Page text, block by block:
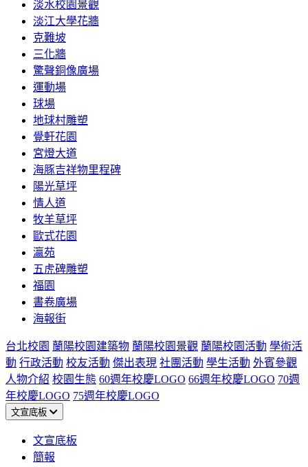
淡水校園景觀
淡江大學花牆
克難坡
三化牆
驚聲銅像廣場
運動場
球場
地球村雕塑
覺軒花園
宮燈大道
海豚吉祥物里程碑
陽光草坪
情人道
牧羊草坪
歐式花園
瀛苑
五虎碑雕塑
福園
書卷廣場
海報街
台北校園 蘭陽校園建築物 蘭陽校園景觀 蘭陽校園活動 學術活
動 行政活動 校友活動 傑出表現 社團活動 學生活動 外賓參觀
人物介紹 校園生態 60週年校慶LOGO 66週年校慶LOGO 70週
年校慶LOGO 75週年校慶LOGO
文宣底板
文宣底板
簡報